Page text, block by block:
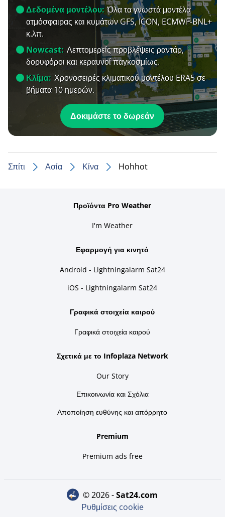
Δεδομένα μοντέλου: Όλα τα γνωστά μοντέλα
ατμόσφαιρας και κυμάτων GFS, ICON, ECMWF-BNL+
κ.λπ.
Nowcast: Λεπτομερείς προβλέψεις ραντάρ,
δορυφόροι και κεραυνοί παγκοσμίως.
Κλίμα: Χρονοσειρές κλιματικού μοντέλου ERA5 σε
βήματα 10 ημερών.
Δοκιμάστε το δωρεάν
Σπίτι Ασία Κίνα Hohhot
Προϊόντα Pro Weather
I'm Weather
Εφαρμογή για κινητό
Android - Lightningalarm Sat24
iOS - Lightningalarm Sat24
Γραφικά στοιχεία καιρού
Γραφικά στοιχεία καιρού
Σχετικά με το Infoplaza Network
Our Story
Επικοινωνία και Σχόλια
Αποποίηση ευθύνης και απόρρητο
Premium
Premium ads free
© 2026 - sat24.com
Ρυθμίσεις cookie